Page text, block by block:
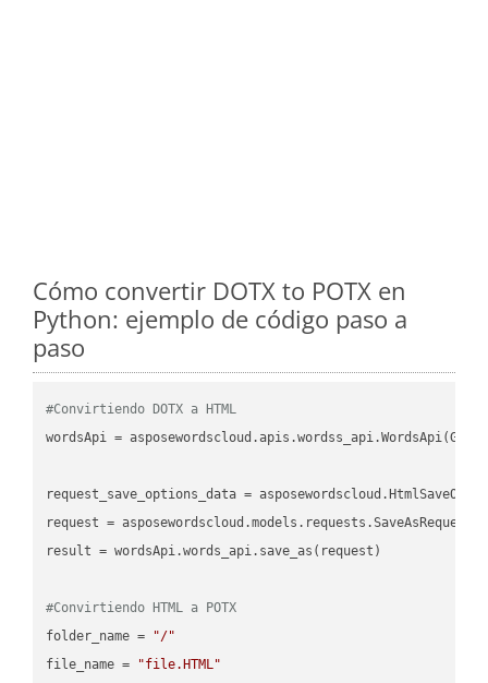
Cómo convertir DOTX to POTX en
Python: ejemplo de código paso a
paso
#Convirtiendo DOTX a HTML
wordsApi =
request_save_options_data =
request =
result = wordsApi.words_api.save_as(request)
#Convirtiendo HTML a POTX
folder_name =
"/"
file_name =
"file.HTML"